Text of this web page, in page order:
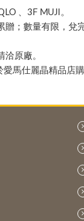
、3F MUJI。
；數量有限，兌完
原廠。
馬仕麗晶精品店購